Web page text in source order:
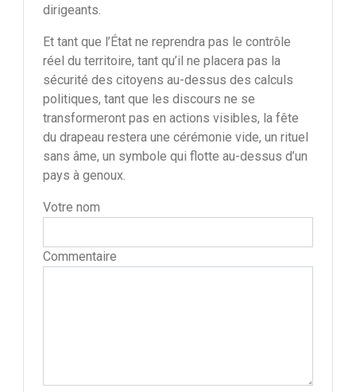
dirigeants.
Et tant que l’État ne reprendra pas le contrôle
réel du territoire, tant qu’il ne placera pas la
sécurité des citoyens au-dessus des calculs
politiques, tant que les discours ne se
transformeront pas en actions visibles, la fête
du drapeau restera une cérémonie vide, un rituel
sans âme, un symbole qui flotte au-dessus d’un
pays à genoux.
Votre nom
Commentaire